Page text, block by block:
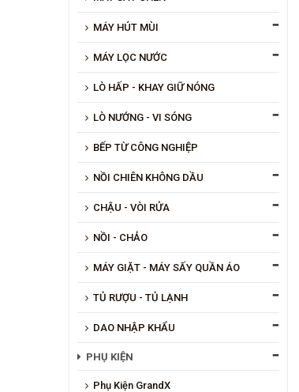
MÁY HÚT MÙI
MÁY LỌC NƯỚC
LÒ HẤP - KHAY GIỮ NÓNG
LÒ NƯỚNG - VI SÓNG
BẾP TỪ CÔNG NGHIỆP
NỒI CHIÊN KHÔNG DẦU
CHẬU - VÒI RỬA
NỒI - CHẢO
MÁY GIẶT - MÁY SẤY QUẦN ÁO
TỦ RƯỢU - TỦ LẠNH
DAO NHẬP KHẨU
PHỤ KIỆN
Phụ Kiện GrandX